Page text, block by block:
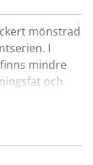
mönstrad
I
mindre
och
i färgton
av stengods